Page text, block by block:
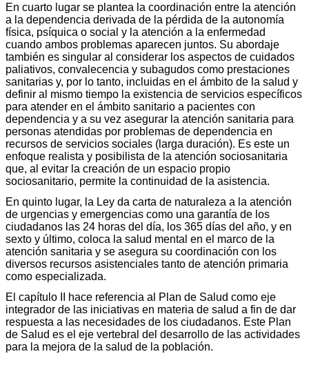
En cuarto lugar se plantea la coordinación entre la atención
a la dependencia derivada de la pérdida de la autonomía
física, psíquica o social y la atención a la enfermedad
cuando ambos problemas aparecen juntos. Su abordaje
también es singular al considerar los aspectos de cuidados
paliativos, convalecencia y subagudos como prestaciones
sanitarias y, por lo tanto, incluidas en el ámbito de la salud y
definir al mismo tiempo la existencia de servicios específicos
para atender en el ámbito sanitario a pacientes con
dependencia y a su vez asegurar la atención sanitaria para
personas atendidas por problemas de dependencia en
recursos de servicios sociales (larga duración). Es este un
enfoque realista y posibilista de la atención sociosanitaria
que, al evitar la creación de un espacio propio
sociosanitario, permite la continuidad de la asistencia.
En quinto lugar, la Ley da carta de naturaleza a la atención
de urgencias y emergencias como una garantía de los
ciudadanos las 24 horas del día, los 365 días del año, y en
sexto y último, coloca la salud mental en el marco de la
atención sanitaria y se asegura su coordinación con los
diversos recursos asistenciales tanto de atención primaria
como especializada.
El capítulo II hace referencia al Plan de Salud como eje
integrador de las iniciativas en materia de salud a fin de dar
respuesta a las necesidades de los ciudadanos. Este Plan
de Salud es el eje vertebral del desarrollo de las actividades
para la mejora de la salud de la población.